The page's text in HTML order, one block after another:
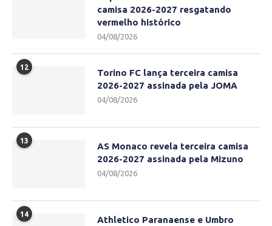
camisa 2026-2027 resgatando
vermelho histórico
04/08/2026
12
Torino FC lança terceira camisa
2026-2027 assinada pela JOMA
04/08/2026
13
AS Monaco revela terceira camisa
2026-2027 assinada pela Mizuno
04/08/2026
14
Athletico Paranaense e Umbro